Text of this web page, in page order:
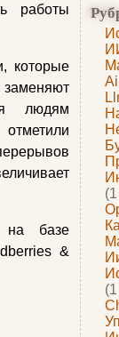
Ai
работы
которые
людям
на базе
&